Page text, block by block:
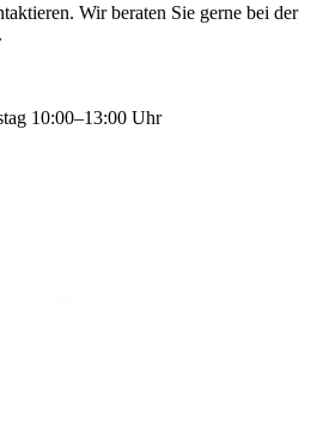
Wir beraten Sie gerne bei der
10:00–13:00 Uhr